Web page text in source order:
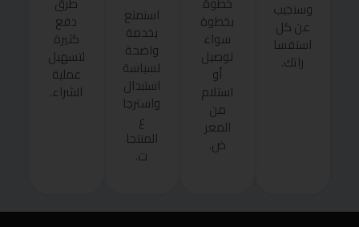
وسنجيب
عن كل
استفسا
راتك.
بخطوة
سواء
توصيل
أو
استلام
من
المعر
ض.
استمتع
بخدمة
واضحة
لسياسة
استبدال
واسترجا
ع
المنتجا
ت.
دفع
كثيرة
لتسهيل
عملية
الشراء.